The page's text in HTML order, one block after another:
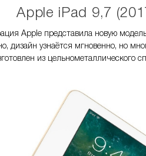
Apple iPad 9,7
Apple представила новую
дизайн узнаётся мгновенно, но
из цельнометаллического